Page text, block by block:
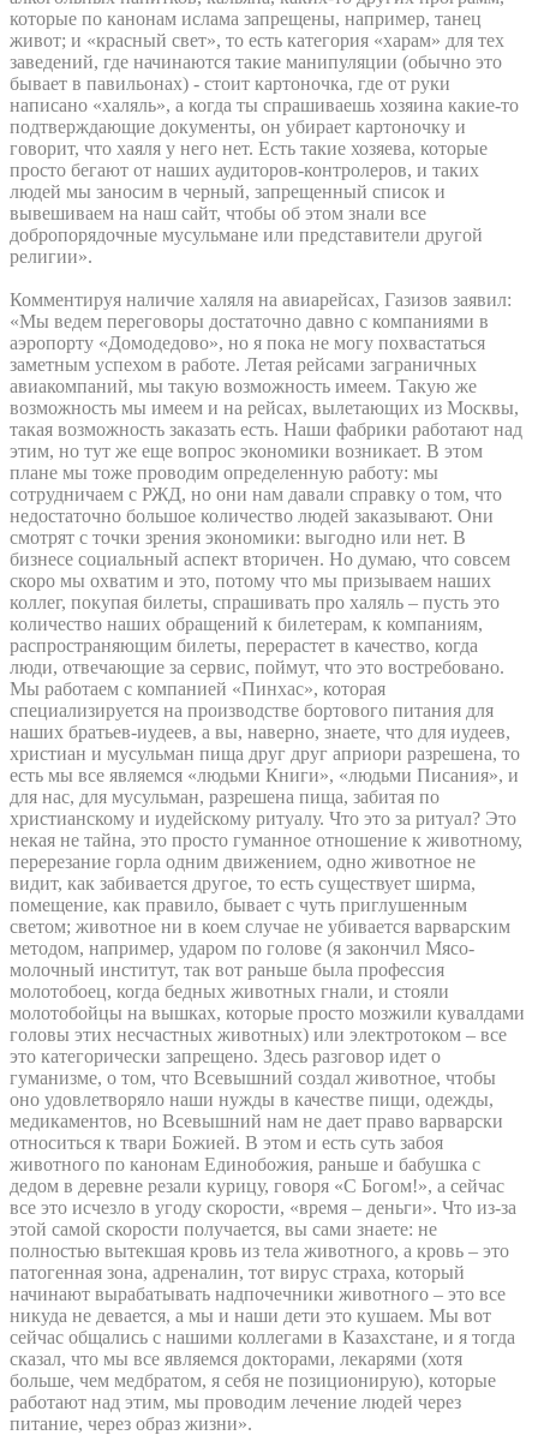
которые по канонам ислама запрещены, например, танец
живот; и «красный свет», то есть категория «харам» для тех
заведений, где начинаются такие манипуляции (обычно это
бывает в павильонах) - стоит картоночка, где от руки
написано «халяль», а когда ты спрашиваешь хозяина какие-то
подтверждающие документы, он убирает картоночку и
говорит, что хаяля у него нет. Есть такие хозяева, которые
просто бегают от наших аудиторов-контролеров, и таких
людей мы заносим в черный, запрещенный список и
вывешиваем на наш сайт, чтобы об этом знали все
добропорядочные мусульмане или представители другой
религии».
Комментируя наличие халяля на авиарейсах, Газизов заявил:
«Мы ведем переговоры достаточно давно с компаниями в
аэропорту «Домодедово», но я пока не могу похвастаться
заметным успехом в работе. Летая рейсами заграничных
авиакомпаний, мы такую возможность имеем. Такую же
возможность мы имеем и на рейсах, вылетающих из Москвы,
такая возможность заказать есть. Наши фабрики работают над
этим, но тут же еще вопрос экономики возникает. В этом
плане мы тоже проводим определенную работу: мы
сотрудничаем с РЖД, но они нам давали справку о том, что
недостаточно большое количество людей заказывают. Они
смотрят с точки зрения экономики: выгодно или нет. В
бизнесе социальный аспект вторичен. Но думаю, что совсем
скоро мы охватим и это, потому что мы призываем наших
коллег, покупая билеты, спрашивать про халяль – пусть это
количество наших обращений к билетерам, к компаниям,
распространяющим билеты, перерастет в качество, когда
люди, отвечающие за сервис, поймут, что это востребовано.
Мы работаем с компанией «Пинхас», которая
специализируется на производстве бортового питания для
наших братьев-иудеев, а вы, наверно, знаете, что для иудеев,
христиан и мусульман пища друг друг априори разрешена, то
есть мы все являемся «людьми Книги», «людьми Писания», и
для нас, для мусульман, разрешена пища, забитая по
христианскому и иудейскому ритуалу. Что это за ритуал? Это
некая не тайна, это просто гуманное отношение к животному,
перерезание горла одним движением, одно животное не
видит, как забивается другое, то есть существует ширма,
помещение, как правило, бывает с чуть приглушенным
светом; животное ни в коем случае не убивается варварским
методом, например, ударом по голове (я закончил Мясо-
молочный институт, так вот раньше была профессия
молотобоец, когда бедных животных гнали, и стояли
молотобойцы на вышках, которые просто мозжили кувалдами
головы этих несчастных животных) или электротоком – все
это категорически запрещено. Здесь разговор идет о
гуманизме, о том, что Всевышний создал животное, чтобы
оно удовлетворяло наши нужды в качестве пищи, одежды,
медикаментов, но Всевышний нам не дает право варварски
относиться к твари Божией. В этом и есть суть забоя
животного по канонам Единобожия, раньше и бабушка с
дедом в деревне резали курицу, говоря «С Богом!», а сейчас
все это исчезло в угоду скорости, «время – деньги». Что из-за
этой самой скорости получается, вы сами знаете: не
полностью вытекшая кровь из тела животного, а кровь – это
патогенная зона, адреналин, тот вирус страха, который
начинают вырабатывать надпочечники животного – это все
никуда не девается, а мы и наши дети это кушаем. Мы вот
сейчас общались с нашими коллегами в Казахстане, и я тогда
сказал, что мы все являемся докторами, лекарями (хотя
больше, чем медбратом, я себя не позиционирую), которые
работают над этим, мы проводим лечение людей через
питание, через образ жизни».